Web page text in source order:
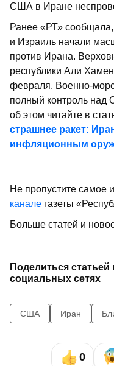
США в Иране
Ранее «РТ»
и Израиль начали
против Ирана.
республики Али
февраля. Военно-
полный контроль над
об этом читайте в
страшнее ракет:
инфляционным
Не пропустите самое
канале газеты
Больше статей и
Поделиться статьей
социальных сетях
США Иран
0